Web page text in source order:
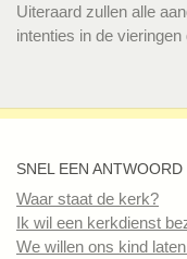
Uiteraard zullen alle
intenties in de
SNEL EEN ANTWOORD
Waar staat de kerk?
Ik wil een kerkdienst
We willen ons kind